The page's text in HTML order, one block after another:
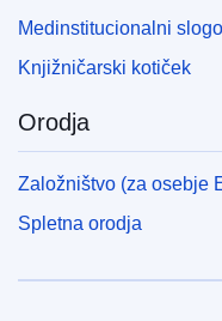
Medinstitucionalni
Knjižničarski kotiček
Orodja
Založništvo (za osebje
Spletna orodja